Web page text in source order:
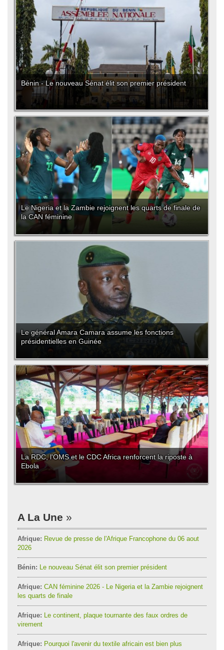
Bénin - Le nouveau Sénat élit son premier président
Le Nigeria et la Zambie rejoignent les quarts de finale de
la CAN féminine
Le général Amara Camara assume les fonctions
présidentielles en Guinée
La RDC, l'OMS et le CDC Africa renforcent la riposte à
Ebola
A La Une
Afrique: Revue de presse de l'Afrique Francophone du 06 aout
2026
Bénin: Le nouveau Sénat élit son premier président
Afrique: CAN féminine 2026 - Le Nigeria et la Zambie rejoignent
les quarts de finale
Afrique: Le continent, plaque tournante des faux ordres de
virement
Afrique: Pourquoi l'avenir du textile africain est bien plus